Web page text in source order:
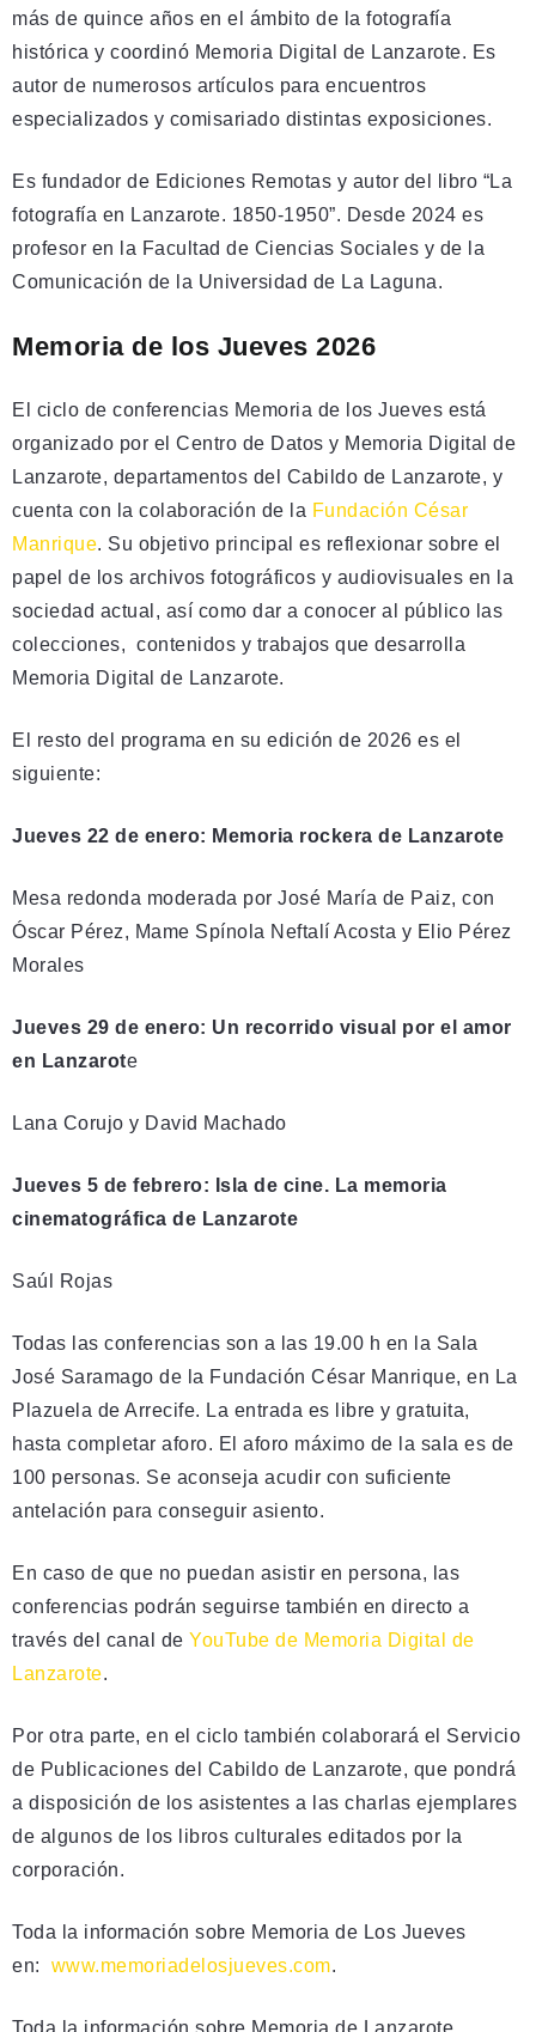
más de quince años en el ámbito de la fotografía
histórica y coordinó Memoria Digital de Lanzarote. Es
autor de numerosos artículos para encuentros
especializados y comisariado distintas exposiciones.
Es fundador de Ediciones Remotas y autor del libro “La
fotografía en Lanzarote. 1850-1950”. Desde 2024 es
profesor en la Facultad de Ciencias Sociales y de la
Comunicación de la Universidad de La Laguna.
Memoria de los Jueves 2026
El ciclo de conferencias Memoria de los Jueves está
organizado por el Centro de Datos y Memoria Digital de
Lanzarote, departamentos del Cabildo de Lanzarote, y
cuenta con la colaboración de la Fundación César
Manrique. Su objetivo principal es reflexionar sobre el
papel de los archivos fotográficos y audiovisuales en la
sociedad actual, así como dar a conocer al público las
colecciones, contenidos y trabajos que desarrolla
Memoria Digital de Lanzarote.
El resto del programa en su edición de 2026 es el
siguiente:
Jueves 22 de enero: Memoria rockera de Lanzarote
Mesa redonda moderada por José María de Paiz, con
Óscar Pérez, Mame Spínola Neftalí Acosta y Elio Pérez
Morales
Jueves 29 de enero: Un recorrido visual por el amor
en Lanzarote
Lana Corujo y David Machado
Jueves 5 de febrero: Isla de cine. La memoria
cinematográfica de Lanzarote
Saúl Rojas
Todas las conferencias son a las 19.00 h en la Sala
José Saramago de la Fundación César Manrique, en La
Plazuela de Arrecife. La entrada es libre y gratuita,
hasta completar aforo. El aforo máximo de la sala es de
100 personas. Se aconseja acudir con suficiente
antelación para conseguir asiento.
En caso de que no puedan asistir en persona, las
conferencias podrán seguirse también en directo a
través del canal de YouTube de Memoria Digital de
Lanzarote.
Por otra parte, en el ciclo también colaborará el Servicio
de Publicaciones del Cabildo de Lanzarote, que pondrá
a disposición de los asistentes a las charlas ejemplares
de algunos de los libros culturales editados por la
corporación.
Toda la información sobre Memoria de Los Jueves
en: www.memoriadelosjueves.com.
Toda la información sobre Memoria de Lanzarote